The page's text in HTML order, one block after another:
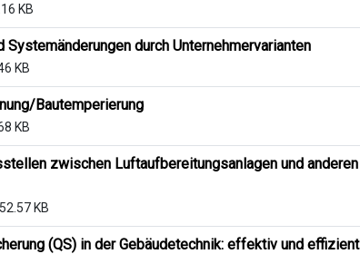
KB
Systemänderungen durch Unternehmervarianten
KB
Bautemperierung
KB
zwischen Luftaufbereitungsanlagen und anderen
KB
(QS) in der Gebäudetechnik: effektiv und effizient